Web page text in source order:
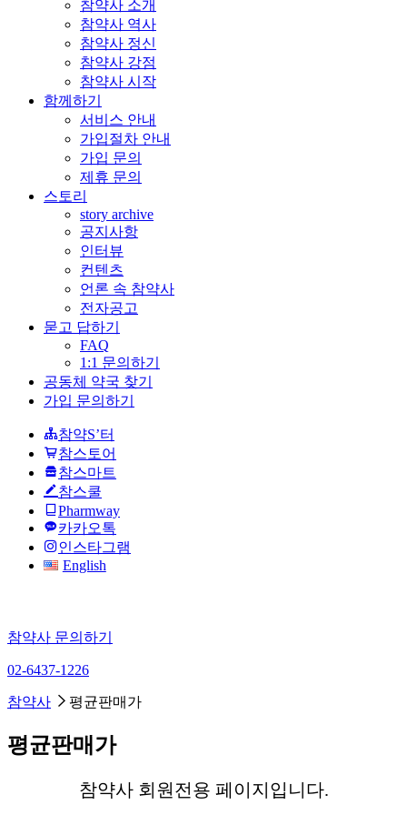
참약사 소개
참약사 역사
참약사 정신
참약사 강점
참약사 시작
함께하기
서비스 안내
가입절차 안내
가입 문의
제휴 문의
스토리
story archive
공지사항
인터뷰
컨텐츠
언론 속 참약사
전자공고
묻고 답하기
FAQ
1:1 문의하기
공동체 약국 찾기
가입 문의하기
참약S’터
참스토어
참스마트
참스쿨
Pharmway
카카오톡
인스타그램
English
참약사 문의하기
02-6437-1226
참약사 평균판매가
평균판매가
참약사 회원전용 페이지입니다.